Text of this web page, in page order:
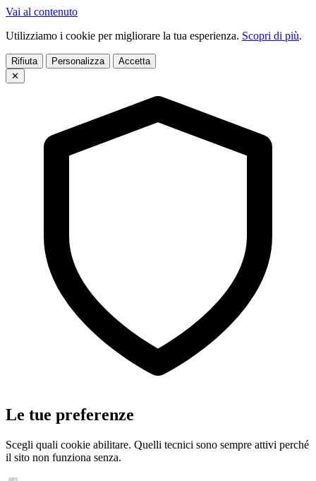
Vai al contenuto
Utilizziamo i cookie per migliorare la tua esperienza. Scopri di più.
Rifiuta Personalizza
Accetta
✕
Le tue preferenze
Scegli quali cookie abilitare. Quelli tecnici sono sempre attivi perché
il sito non funziona senza.